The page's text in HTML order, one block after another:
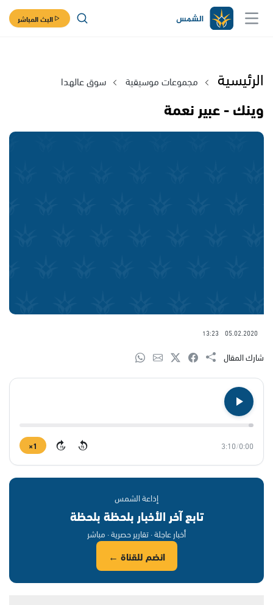
البث المباشر
الرئيسية مجموعات موسيقية سوق عالهدا
وينك - عبير نعمة
05.02.2020
13:23
شارك المقال
0:00
/
3:10
15
15
1×
إذاعة الشمس
تابع آخر الأخبار بلحظة بلحظة
أخبار عاجلة · تقارير حصرية · مباشر
انضم للقناة ←